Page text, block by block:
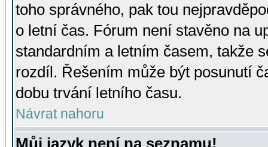
toho správného, pak tou
o letní čas. Fórum není stavěno na
standardním a letním časem, takže
rozdíl. Řešením může být posunutí
dobu trvání letního času.
Návrat nahoru
Můj jazyk není na seznamu!